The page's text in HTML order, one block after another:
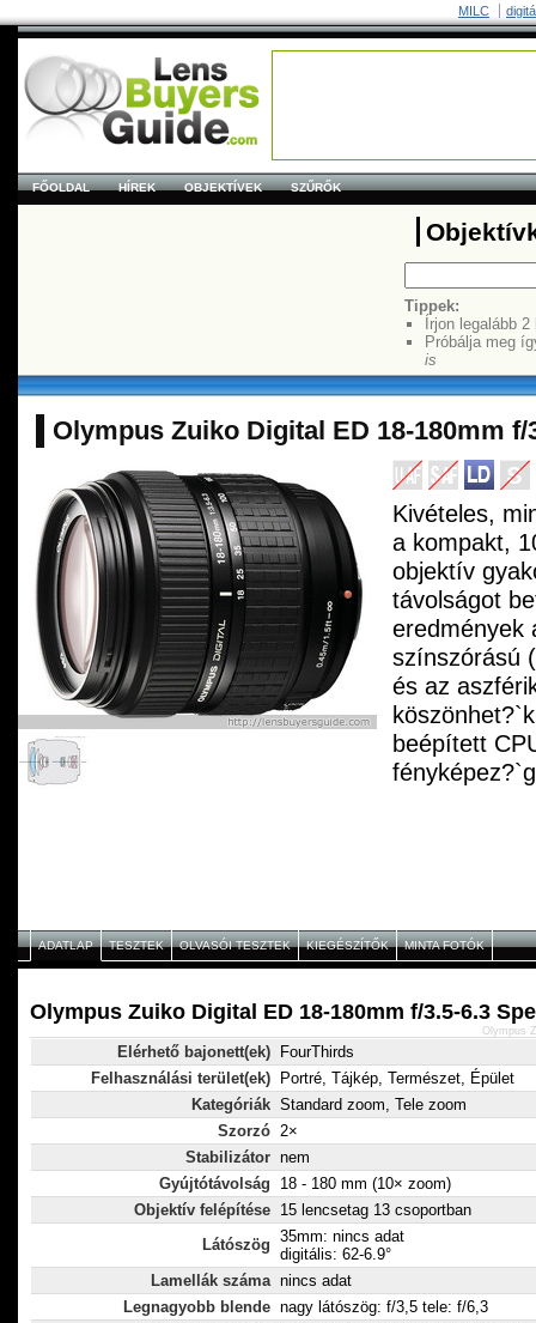
MILC
FŐOLDAL HÍREK OBJEKTÍVEK SZŰRŐK
Tippek:
Írjon legalább
Próbálja meg
is
Olympus Zuiko Digital ED 18-180mm f/
Kivételes,
a kompakt,
objektív
távolságot
eredmények
színszórású
és az
beépített
ADATLAP TESZTEK OLVASÓI TESZTEK KIEGÉSZÍTŐK MINTA FOTÓK
Olympus Zuiko Digital ED 18-180mm f/3.5-6.3
Elérhető bajonett(ek)
FourThirds
Felhasználási terület(ek)
Portré, Tájkép, Természet, Épület
Kategóriák Standard zoom, Tele zoom
Szorzó 2×
Stabilizátor nem
Gyújtótávolság
18 - 180 mm (10× zoom)
Objektív felépítése 15 lencsetag 13 csoportban
Látószög 35mm: nincs adat
digitális: 62-6.9°
Lamellák száma nincs adat
Legnagyobb blende nagy látószög: f/3,5 tele: f/6,3
Olympus